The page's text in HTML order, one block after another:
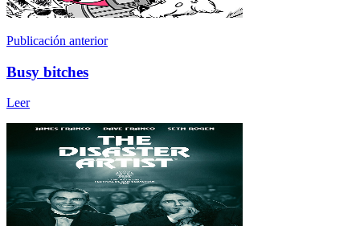
Publicación anterior
Busy bitches
Leer